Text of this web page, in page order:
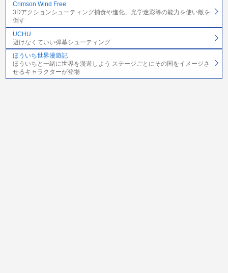
Crimson Wind Free
3Dアクションシューティング捕食や進化、光学迷彩等の能力を使い敵を
倒す
UCHU
避けなくていい弾幕シューティング
ほういち世界漫遊記
ほういちと一緒に世界を漫遊しよう ステージごとにその国をイメージさ
せるキャラクターが登場